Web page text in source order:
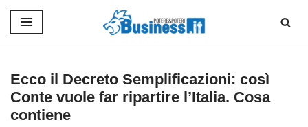
contenuto
Ecco il Decreto Semplificazioni: così
Conte vuole far ripartire l’Italia. Cosa
contiene